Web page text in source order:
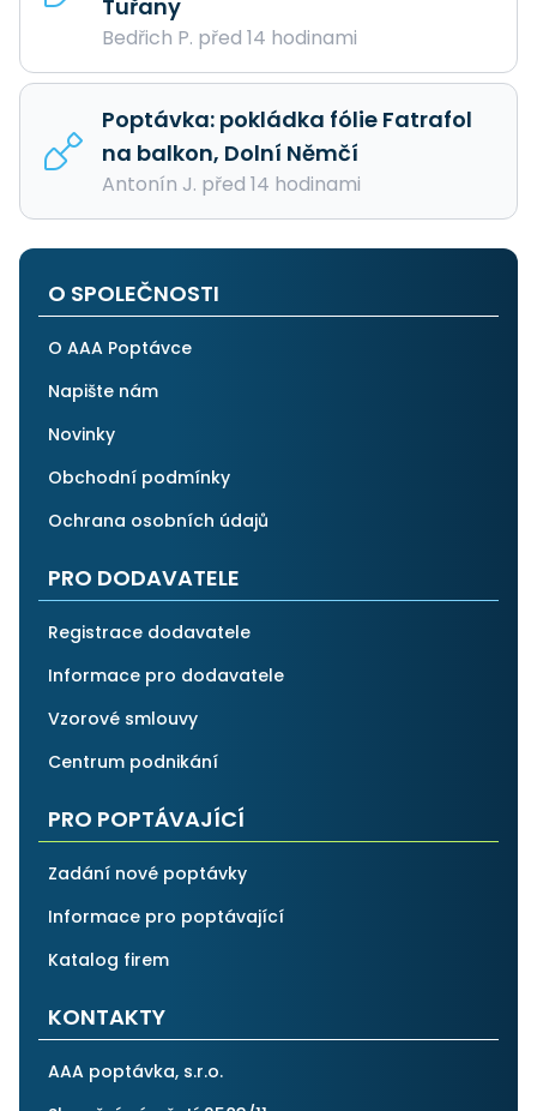
Tuřany
Bedřich P. před 14 hodinami
Poptávka: pokládka fólie Fatrafol
na balkon, Dolní Němčí
Antonín J. před 14 hodinami
O SPOLEČNOSTI
O AAA Poptávce
Napište nám
Novinky
Obchodní podmínky
Ochrana osobních údajů
PRO DODAVATELE
Registrace dodavatele
Informace pro dodavatele
Vzorové smlouvy
Centrum podnikání
PRO POPTÁVAJÍCÍ
Zadání nové poptávky
Informace pro poptávající
Katalog firem
KONTAKTY
AAA poptávka, s.r.o.